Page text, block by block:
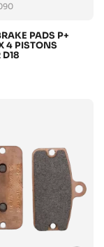
PADS P+
4 PISTONS
D18